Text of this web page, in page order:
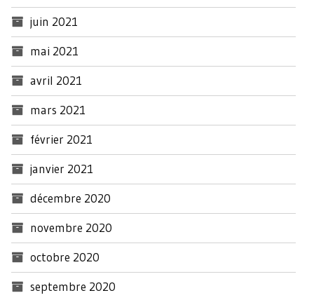
juin 2021
mai 2021
avril 2021
mars 2021
février 2021
janvier 2021
décembre 2020
novembre 2020
octobre 2020
septembre 2020